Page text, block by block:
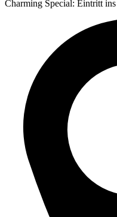
Charming Special: Eintritt